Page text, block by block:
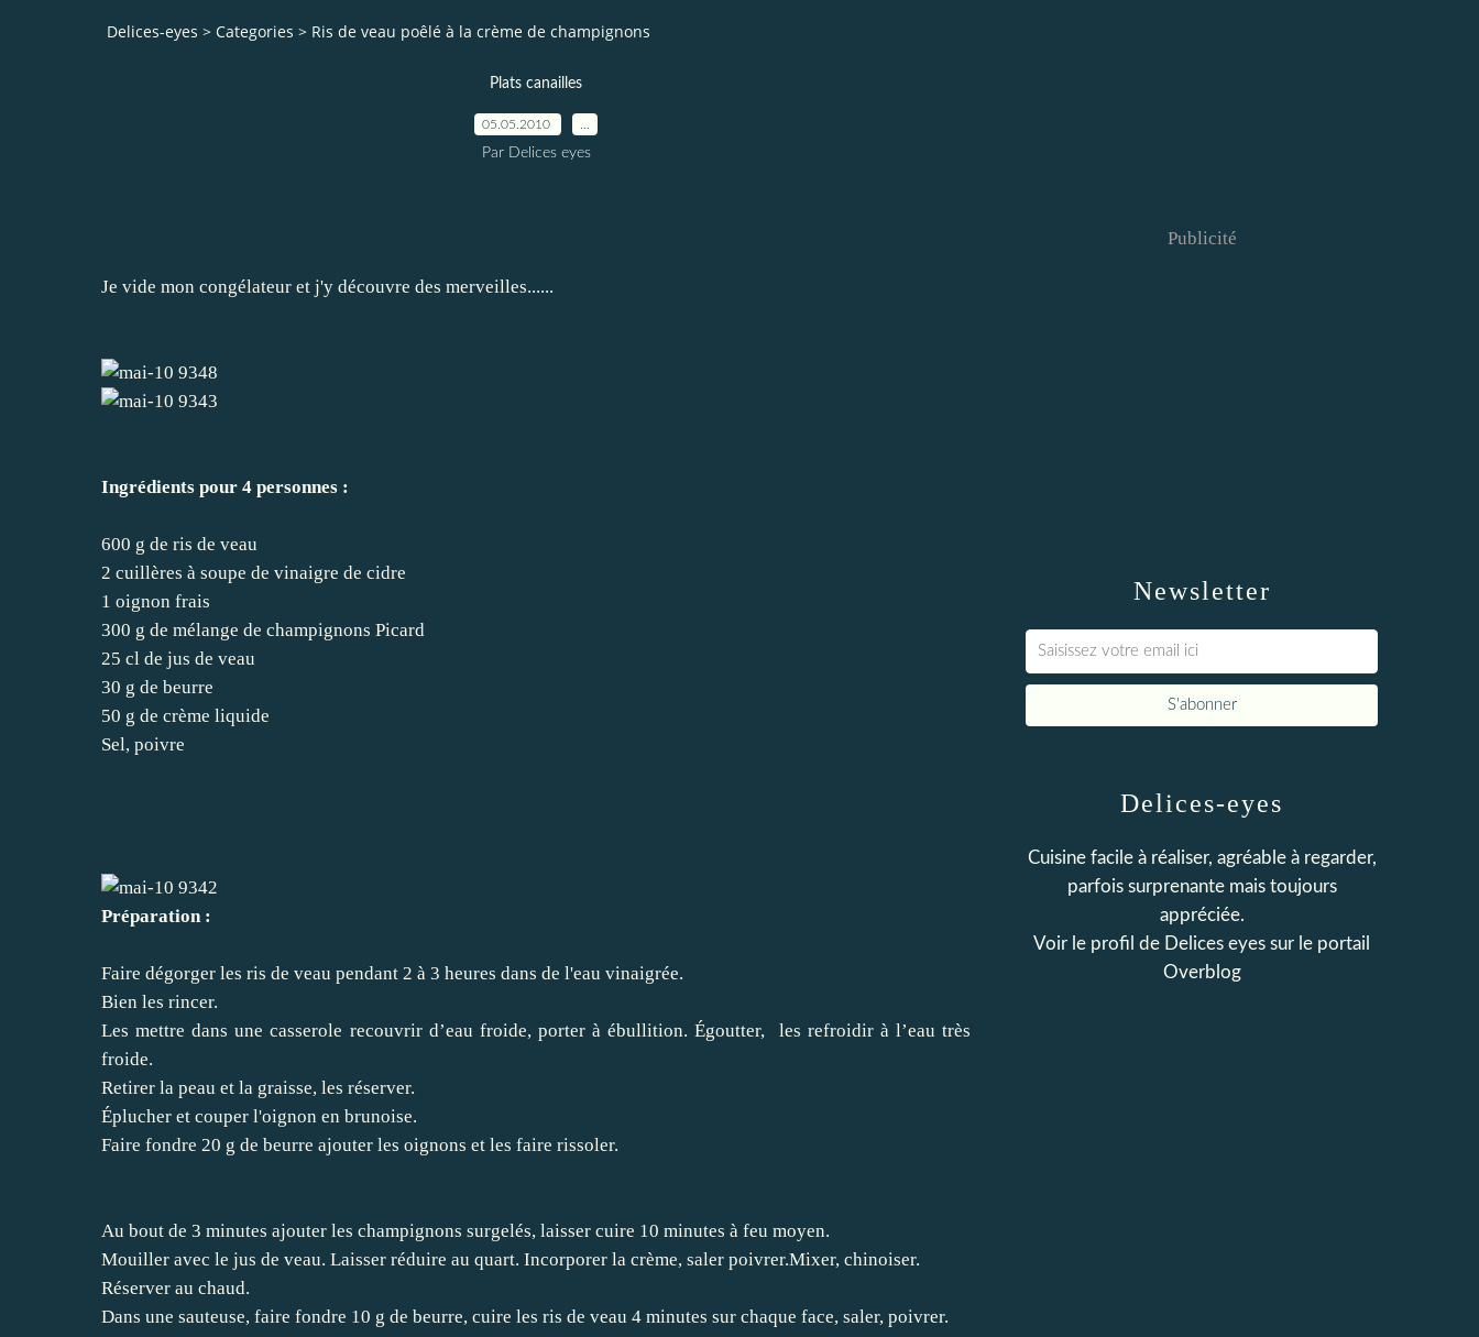
Delices-eyes > Categories > Ris de veau poêlé à la crème de champignons
Plats canailles
05.05.2010
Par Delices eyes
Je vide mon congélateur et j'y découvre des merveilles......
Ingrédients pour 4 personnes :
600 g de ris de veau
2 cuillères à soupe de vinaigre de cidre
1 oignon frais
300 g de mélange de champignons Picard
25 cl de jus de veau
30 g de beurre
50 g de crème liquide
Sel, poivre
Préparation :
Faire dégorger les ris de veau pendant 2 à 3 heures dans de l'eau vinaigrée.
Bien les rincer.
Les mettre dans une casserole recouvrir d’eau froide, porter à ébullition. Égoutter, les refroidir à l’eau très
froide.
Retirer la peau et la graisse, les réserver.
Éplucher et couper l'oignon en brunoise.
Faire fondre 20 g de beurre ajouter les oignons et les faire rissoler.
Au bout de 3 minutes ajouter les champignons surgelés, laisser cuire 10 minutes à feu moyen.
Mouiller avec le jus de veau. Laisser réduire au quart. Incorporer la crème, saler poivrer.Mixer, chinoiser.
Réserver au chaud.
Dans une sauteuse, faire fondre 10 g de beurre, cuire les ris de veau 4 minutes sur chaque face, saler, poivrer.
Newsletter
Publicité
Delices-eyes
Cuisine facile à réaliser, agréable à regarder,
parfois surprenante mais toujours
appréciée.
Voir le profil de Delices eyes sur le portail
Overblog